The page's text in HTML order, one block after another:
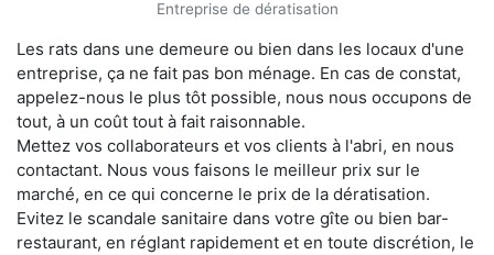
Entreprise de dératisation
Les rats dans une demeure ou bien dans les locaux d'une
entreprise, ça ne fait pas bon ménage. En cas de constat,
appelez-nous le plus tôt possible, nous nous occupons de
tout, à un coût tout à fait raisonnable.
Mettez vos collaborateurs et vos clients à l'abri, en nous
contactant. Nous vous faisons le meilleur prix sur le
marché, en ce qui concerne le prix de la dératisation.
Evitez le scandale sanitaire dans votre gîte ou bien bar-
restaurant, en réglant rapidement et en toute discrétion, le